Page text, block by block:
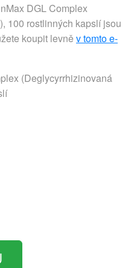
DGL Complex
100 rostlinných kapslí jsou
koupit levně v tomto e-
(Deglycyrrhizinovaná